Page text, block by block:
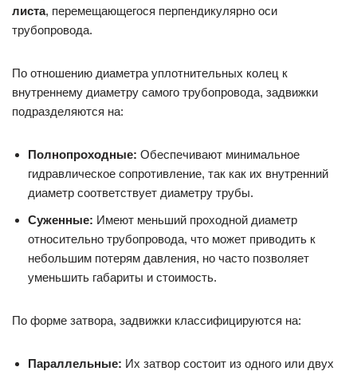
листа, перемещающегося перпендикулярно оси
трубопровода.
По отношению диаметра уплотнительных колец к
внутреннему диаметру самого трубопровода, задвижки
подразделяются на:
Полнопроходные: Обеспечивают минимальное
гидравлическое сопротивление, так как их внутренний
диаметр соответствует диаметру трубы.
Суженные: Имеют меньший проходной диаметр
относительно трубопровода, что может приводить к
небольшим потерям давления, но часто позволяет
уменьшить габариты и стоимость.
По форме затвора, задвижки классифицируются на:
Параллельные: Их затвор состоит из одного или двух